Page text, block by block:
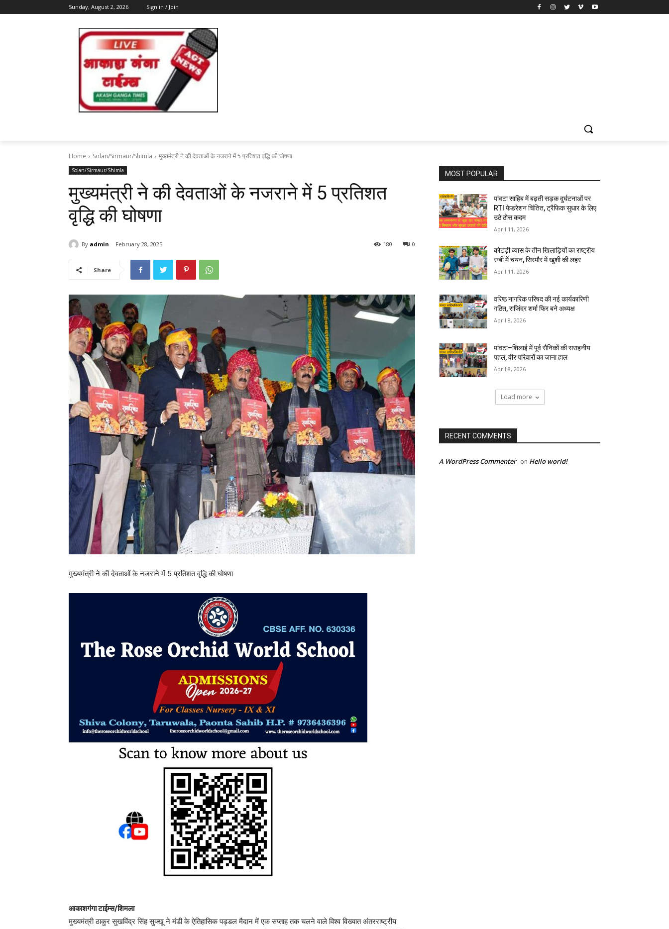
Sunday, August 2, 2026 Sign in / Join
Home Solan/Sirmaur/Shimla मुख्यमंत्री ने की देवताओं के नजराने में 5 प्रतिशत वृद्धि की घोषणा
Solan/Sirmaur/Shimla
मुख्यमंत्री ने की देवताओं के नजराने में 5 प्रतिशत
वृद्धि की घोषणा
By admin February 28, 2025 0
180
Share
मुख्यमंत्री ने की देवताओं के नजराने में 5 प्रतिशत वृद्धि की घोषणा
आकाशगंगा टाईम्स/शिमला
मुख्यमंत्री ठाकुर सुखविंद्र सिंह सुक्खू ने मंडी के ऐतिहासिक पड्डल मैदान में एक सप्ताह तक चलने वाले विश्व विख्यात अंतरराष्ट्रीय
MOST POPULAR
पांवटा साहिब में बढ़ती सड़क दुर्घटनाओं पर
RTI फेडरेशन चिंतित, ट्रैफिक सुधार के लिए
उठे ठोस कदम
April 11, 2026
कोटड़ी व्यास के तीन खिलाड़ियों का राष्ट्रीय
रग्बी में चयन, सिरमौर में खुशी की लहर
April 11, 2026
वरिष्ठ नागरिक परिषद की नई कार्यकारिणी
गठित, राजिंदर शर्मा फिर बने अध्यक्ष
April 8, 2026
पांवटा–शिलाई में पूर्व सैनिकों की सराहनीय
पहल, वीर परिवारों का जाना हाल
April 8, 2026
Load more
RECENT COMMENTS
A WordPress Commenter on Hello world!